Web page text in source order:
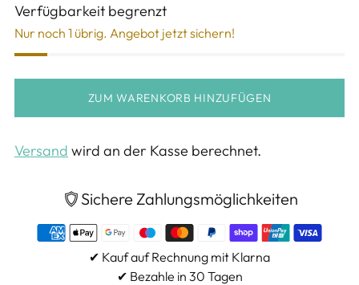
Verfügbarkeit begrenzt
Nur noch 1 übrig. Angebot jetzt sichern!
ZUM WARENKORB HINZUFÜGEN
Versand wird an der Kasse berechnet.
Sichere Zahlungsmöglichkeiten
✔ Kauf auf Rechnung mit Klarna
✔ Bezahle in 30 Tagen